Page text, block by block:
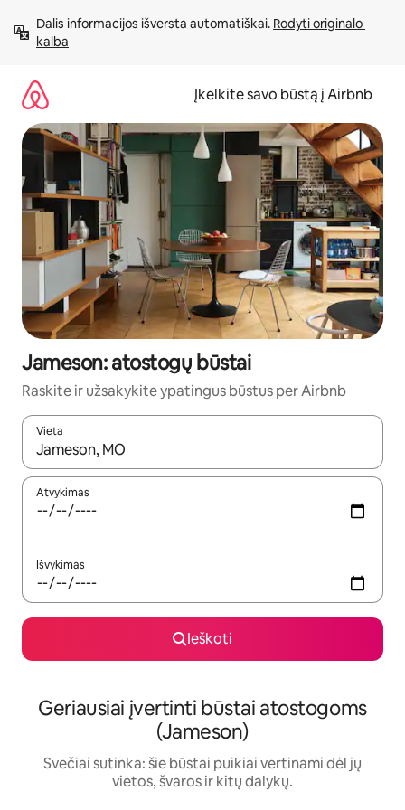
prie
turinio
Dalis informacijos išversta automatiškai. Rodyti originalo
kalba
Įkelkite savo būstą į Airbnb
Jameson: atostogų būstai
Raskite ir užsakykite ypatingus būstus per Airbnb
Vieta
Kai pasirodys paieškos rezultatai, juos naršyti galite
Atvykimas
Išvykimas
Ieškoti
Geriausiai įvertinti būstai atostogoms
(Jameson)
Svečiai sutinka: šie būstai puikiai vertinami dėl jų
vietos, švaros ir kitų dalykų.